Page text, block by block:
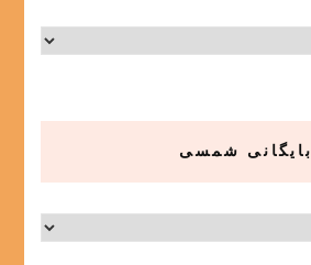
بایگانی شمسی